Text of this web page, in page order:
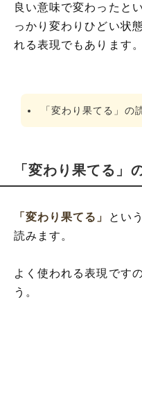
良い意味で変わったと
っかり変わりひどい状
れる表現でもあります。
「変わり果てる」の
「変わり果てる」
「変わり果てる」 とい
読みます。
よく使われる表現です
う。